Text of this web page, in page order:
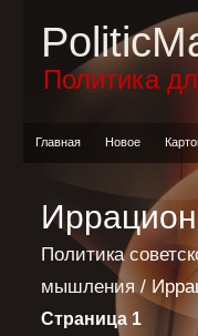
Политика
Главная Новое
Политика
мышления /
Страница 1